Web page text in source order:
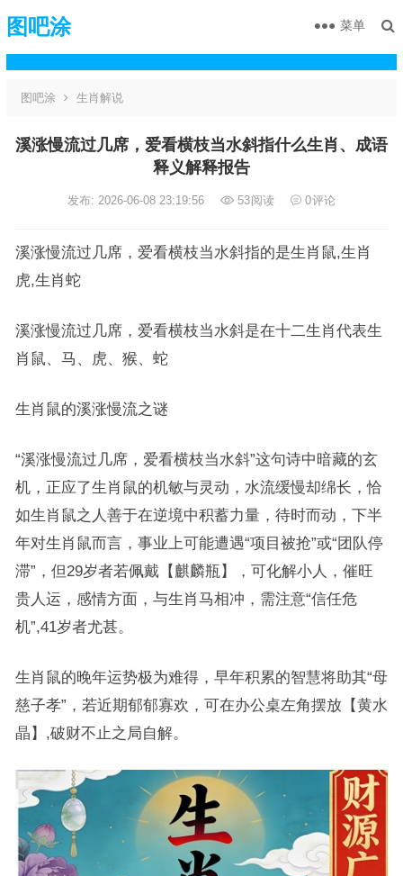
图吧涂 菜单
图吧涂 生肖解说
溪涨慢流过几席，爱看横枝当水斜指什么生肖、成语
释义解释报告
发布: 2026-06-08 23:19:56 53阅读 0评论
溪涨慢流过几席，爱看横枝当水斜指的是生肖鼠,生肖
虎,生肖蛇
溪涨慢流过几席，爱看横枝当水斜是在十二生肖代表生
肖鼠、马、虎、猴、蛇
生肖鼠的溪涨慢流之谜
“溪涨慢流过几席，爱看横枝当水斜”这句诗中暗藏的玄
机，正应了生肖鼠的机敏与灵动，水流缓慢却绵长，恰
如生肖鼠之人善于在逆境中积蓄力量，待时而动，下半
年对生肖鼠而言，事业上可能遭遇“项目被抢”或“团队停
滞”，但29岁者若佩戴【麒麟瓶】，可化解小人，催旺
贵人运，感情方面，与生肖马相冲，需注意“信任危
机”,41岁者尤甚。
生肖鼠的晚年运势极为难得，早年积累的智慧将助其“母
慈子孝”，若近期郁郁寡欢，可在办公桌左角摆放【黄水
晶】,破财不止之局自解。